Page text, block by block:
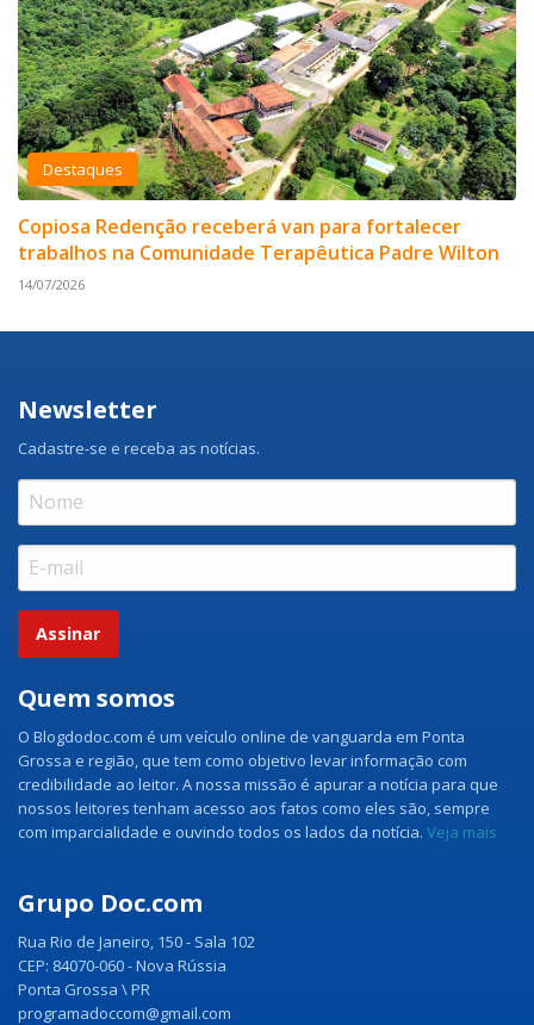
Destaques
Copiosa Redenção receberá van para fortalecer
trabalhos na Comunidade Terapêutica Padre Wilton
14/07/2026
Newsletter
Cadastre-se e receba as notícias.
Assinar
Quem somos
O Blogdodoc.com é um veículo online de vanguarda em Ponta
Grossa e região, que tem como objetivo levar informação com
credibilidade ao leitor. A nossa missão é apurar a notícia para que
nossos leitores tenham acesso aos fatos como eles são, sempre
com imparcialidade e ouvindo todos os lados da notícia. Veja mais
Grupo Doc.com
Rua Rio de Janeiro, 150 - Sala 102
CEP: 84070-060 - Nova Rússia
Ponta Grossa \ PR
programadoccom@gmail.com